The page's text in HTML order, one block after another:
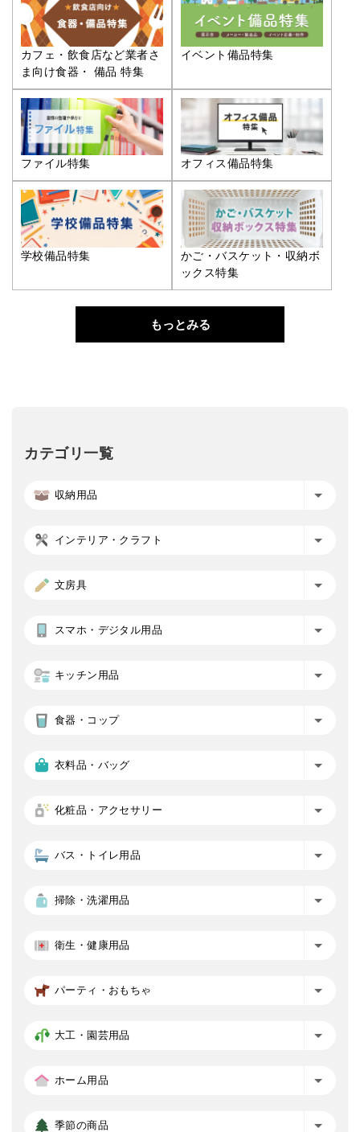
カフェ・飲食店など業者さ
ま向け食器・ 備品 特集
イベント備品特集
ファイル特集 オフィス備品特集
学校備品特集
かご・バスケット・収納ボ
ックス特集
もっとみる
カテゴリ一覧
収納用品
インテリア・クラフト
文房具
スマホ・デジタル用品
キッチン用品
食器・コップ
衣料品・バッグ
化粧品・アクセサリー
バス・トイレ用品
掃除・洗濯用品
衛生・健康用品
パーティ・おもちゃ
大工・園芸用品
ホーム用品
季節の商品